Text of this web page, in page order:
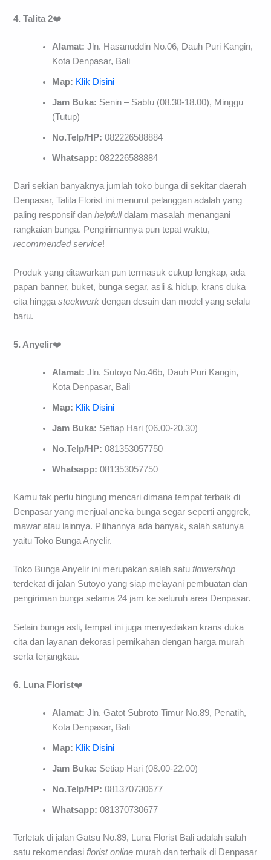
4. Talita 2❤️
Alamat: Jln. Hasanuddin No.06, Dauh Puri Kangin,
Kota Denpasar, Bali
Map: Klik Disini
Jam Buka: Senin – Sabtu (08.30-18.00), Minggu
(Tutup)
No.Telp/HP: 082226588884
Whatsapp:082226588884
Dari sekian banyaknya jumlah toko bunga di sekitar daerah
Denpasar, Talita Florist ini menurut pelanggan adalah yang
paling responsif danhelpfulldalam masalah menangani
rangkaian bunga. Pengirimannya pun tepat waktu,
recommendedservice!
Produk yang ditawarkan pun termasuk cukup lengkap, ada
papan banner, buket, bunga segar, asli & hidup, krans duka
cita hinggasteekwerk dengan desain dan model yang selalu
baru.
5.Anyelir❤️
Alamat: Jln. Sutoyo No.46b, Dauh Puri Kangin,
Kota Denpasar, Bali
Map: Klik Disini
Jam Buka: Setiap Hari (06.00-20.30)
No.Telp/HP: 081353057750
Whatsapp:081353057750
Kamu tak perlu bingung mencari dimana tempat terbaik di
Denpasar yang menjual aneka bunga segar seperti anggrek,
mawar atau lainnya. Pilihannya ada banyak, salah satunya
yaitu Toko Bunga Anyelir.
Toko Bunga Anyelir ini merupakan salah satuflowershop
terdekat di jalan Sutoyo yang siap melayani pembuatan dan
pengiriman bunga selama 24 jam ke seluruh area Denpasar.
Selain bunga asli, tempat ini juga menyediakan krans duka
cita dan layanan dekorasi pernikahan dengan harga murah
serta terjangkau.
6. Luna Florist❤️
Alamat: Jln. Gatot Subroto Timur No.89, Penatih,
Kota Denpasar, Bali
Map: Klik Disini
Jam Buka: Setiap Hari (08.00-22.00)
No.Telp/HP: 081370730677
Whatsapp:081370730677
Terletak di jalan Gatsu No.89, Luna Florist Bali adalah salah
satu rekomendasiflorist online murah dan terbaik di Denpasar